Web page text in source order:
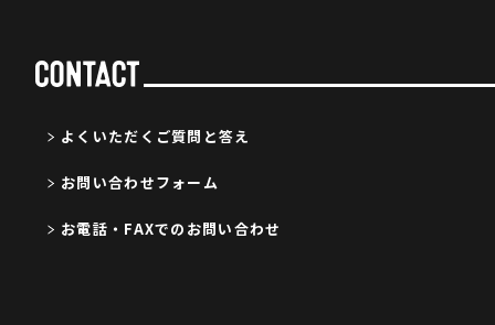
よくいただくご質問と答え
お問い合わせフォーム
お電話・FAXでのお問い合わせ